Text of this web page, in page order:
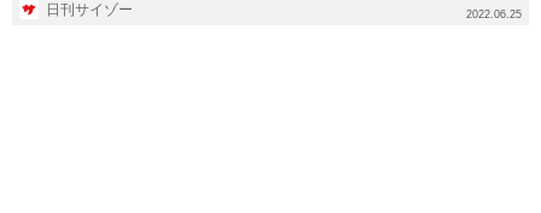
日刊サイゾー 2022.06.25